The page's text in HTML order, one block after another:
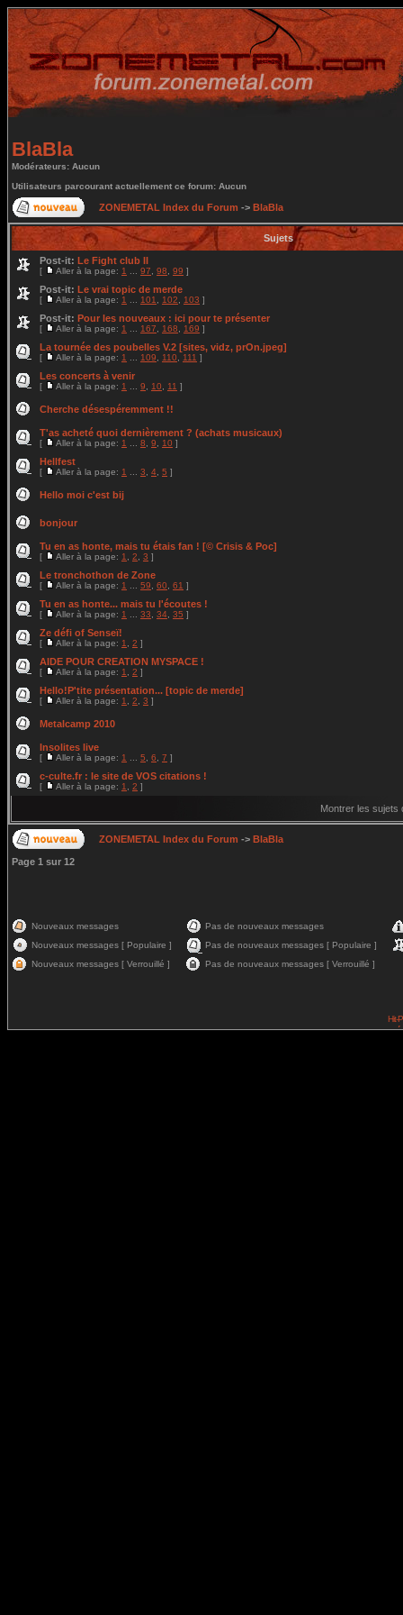
BlaBla
Modérateurs: Aucun
Utilisateurs parcourant actuellement ce forum: Aucun
ZONEMETAL Index du Forum -> BlaBla
Sujets
Post-it: Le Fight club II
[ Aller à la page: 1 97 98 99 ]
Post-it: Le vrai topic de merde
[ Aller à la page: 1 101 102 103 ]
Post-it: Pour les nouveaux : ici pour te présenter
[ Aller à la page: 1 167 168 169 ]
La tournée des poubelles V.2 [sites, vidz, prOn.jpeg]
[ Aller à la page: 1 109 110 111 ]
Les concerts à venir
[ Aller à la page: 1 9 10 11 ]
Cherche désespéremment !!
T'as acheté quoi dernièrement ? (achats musicaux)
[ Aller à la page: 1 8 9 10 ]
Hellfest
[ Aller à la page: 1 3 4 5 ]
Hello moi c'est bij
bonjour
Tu en as honte, mais tu étais fan ! [© Crisis & Poc]
[ Aller à la page: 1 2 3 ]
Le tronchothon de Zone
[ Aller à la page: 1 59 60 61 ]
Tu en as honte... mais tu l'écoutes !
[ Aller à la page: 1 33 34 35 ]
Ze défi of Senseï!
[ Aller à la page: 1 2 ]
AIDE POUR CREATION MYSPACE !
[ Aller à la page: 1 2 ]
Hello!P'tite présentation... [topic de merde]
[ Aller à la page: 1 2 3 ]
Metalcamp 2010
Insolites live
[ Aller à la page: 1 5 6 7 ]
c-culte.fr : le site de VOS citations !
[ Aller à la page: 1 2 ]
Montrer les sujets
ZONEMETAL Index du Forum -> BlaBla
Page 1 sur 12
Nouveaux messages
Pas de nouveaux messages
Nouveaux messages [ Populaire ]
Pas de nouveaux messages [ Populaire ]
Nouveaux messages [ Verrouillé ]
Pas de nouveaux messages [ Verrouillé ]